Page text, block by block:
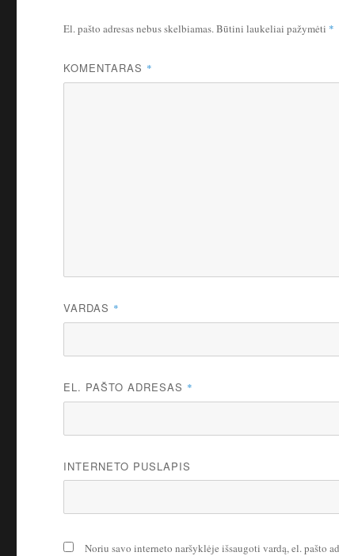
El. pašto adresas nebus skelbiamas.Būtini laukeliai pažymėti *
KOMENTARAS *
VARDAS *
EL. PAŠTO ADRESAS *
INTERNETO PUSLAPIS
Noriu savo interneto naršyklėje išsaugoti vardą, el. pašto